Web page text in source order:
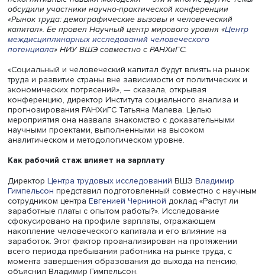
Фото: iStock
Зависимость заработка от опыта работы в России и за
рубежом, роль работодателей в процессе вакцинации
работников, уход за детьми и занятость женщин,
обсудили участники научно-практической конференции
«Рынок труда: демографические вызовы и
капитал». Ее провел Научный центр мирового уровня «
междисциплинарных исследований человеческого
потенциала » НИУ ВШЭ совместно с РАНХиГС.
«Социальный и человеческий капитал будут влиять на
труда и развитие страны вне зависимости от
экономических потрясений», — сказала, открывая
конференцию, директор Института социального
прогнозирования РАНХиГС Татьяна Малева. Целью
мероприятия она назвала знакомство с
научными проектами, выполненными на высоком
аналитическом и методологическом уровне.
Как рабочий стаж влияет на зарплату
ДиректорЦентра трудовых исследований